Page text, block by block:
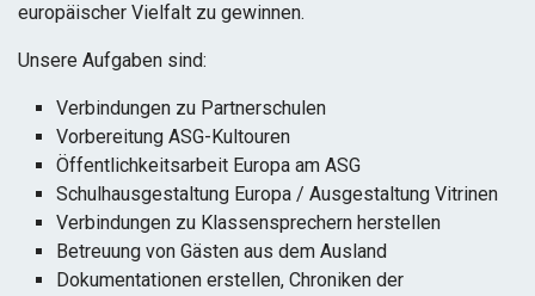
europäischer Vielfalt zu gewinnen.
Unsere Aufgaben sind:
Verbindungen zu Partnerschulen
Vorbereitung ASG-Kultouren
Öffentlichkeitsarbeit Europa am ASG
Schulhausgestaltung Europa / Ausgestaltung Vitrinen
Verbindungen zu Klassensprechern herstellen
Betreuung von Gästen aus dem Ausland
Dokumentationen erstellen, Chroniken der